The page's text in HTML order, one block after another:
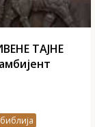
ТАЈНЕ
библија